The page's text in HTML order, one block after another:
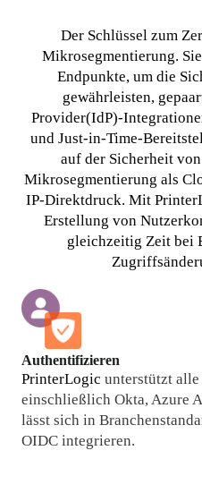
Der Schlüssel zum
Mikrosegmentierung.
Endpunkte, um die
gewährleisten,
Provider(IdP)-
und Just-in-Time-
auf der Sicherheit
Mikrosegmentierung als
IP-Direktdruck. Mit
Erstellung von
gleichzeitig Zeit bei
Authentifizieren
PrinterLogic unterstützt
einschließlich Okta, Azure
lässt sich in
OIDC integrieren.